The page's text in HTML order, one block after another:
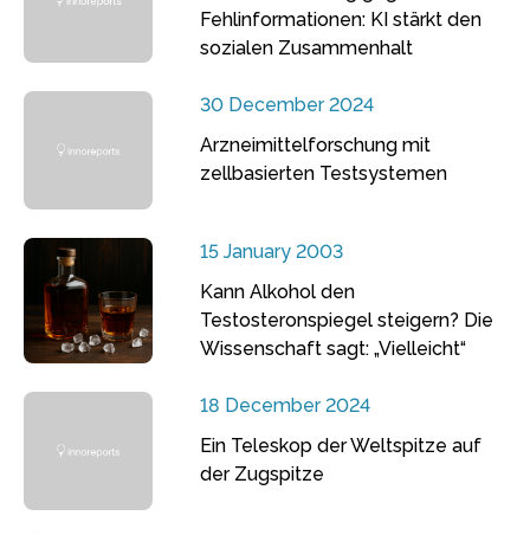
Fehlinformationen: KI stärkt den
sozialen Zusammenhalt
30 December 2024
Arzneimittelforschung mit
zellbasierten Testsystemen
15 January 2003
Kann Alkohol den
Testosteronspiegel steigern? Die
Wissenschaft sagt: „Vielleicht“
18 December 2024
Ein Teleskop der Weltspitze auf
der Zugspitze